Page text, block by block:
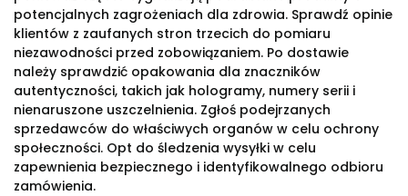
potencjalnych zagrożeniach dla zdrowia. Sprawdź opinie
klientów z zaufanych stron trzecich do pomiaru
niezawodności przed zobowiązaniem. Po dostawie
należy sprawdzić opakowania dla znaczników
autentyczności, takich jak hologramy, numery serii i
nienaruszone uszczelnienia. Zgłoś podejrzanych
sprzedawców do właściwych organów w celu ochrony
społeczności. Opt do śledzenia wysyłki w celu
zapewnienia bezpiecznego i identyfikowalnego odbioru
zamówienia.